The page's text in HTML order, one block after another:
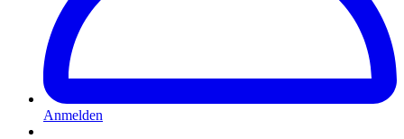
Anmelden